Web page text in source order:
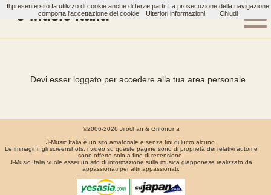
J-Music Italia
Devi esser loggato per accedere alla tua area personale
©2006-2026 Jirochan & Grifoncina
J-Music Italia è un sito amatoriale e senza fini di lucro alcuno.
Le immagini, gli screenshots, i video su queste pagine sono di proprietà dei relativi autori e
sono offerte solo a fine di recensione.
J-Music Italia vuole esser un sito di informazione sulla musica giapponese realizzato da
appassionati per altri appassionati.
Il presente sito fa utilizzo di cookie anche di terze parti. La prosecuzione della navigazione
comporta l'accettazione dei cookie.
Ulteriori informazioni Chiudi